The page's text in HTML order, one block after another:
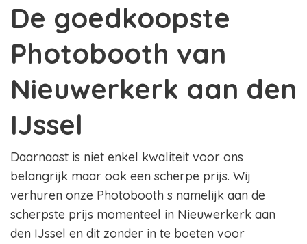
De goedkoopste
Photobooth van
Nieuwerkerk aan den
IJssel
Daarnaast is niet enkel kwaliteit voor ons
belangrijk maar ook een scherpe prijs. Wij
verhuren onze Photobooth s namelijk aan de
scherpste prijs momenteel in Nieuwerkerk aan
den IJssel en dit zonder in te boeten voor